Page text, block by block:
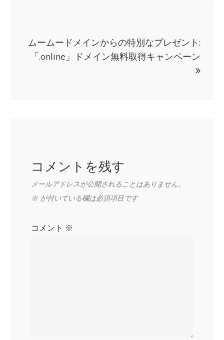
ゲムームードメインからの特別なプレゼント:
「.online」ドメイン無料取得キャンペーン
コメントを残す
メールアドレスが公開されることはありません。
※ が付いている欄は必須項目です
コメント ※